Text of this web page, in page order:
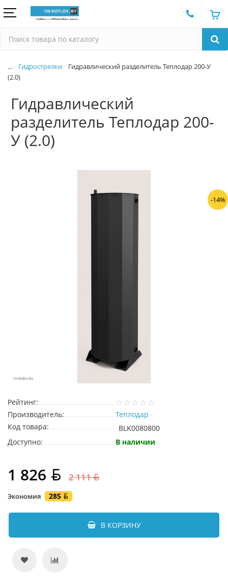
... Гидрострелки
Гидравлический разделитель Теплодар 200-У
(2.0)
Гидравлический
разделитель Теплодар 200-
У (2.0)
-14%
Рейтинг:
Производитель:
Теплодар
Код товара:
BLK0080800
Доступно:
В наличии
1 826 2 111
Экономия 285
В КОРЗИНУ